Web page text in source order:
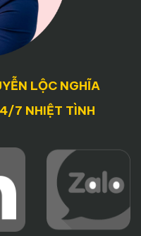
động tại những quốc
, 30 quốc gia, tại
LỘC NGHĨA
7 NHIỆT TÌNH